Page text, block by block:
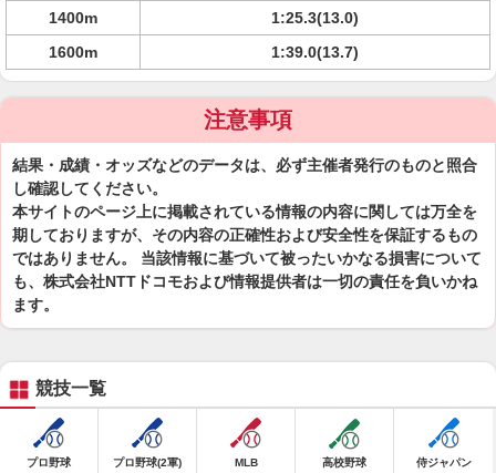
1400m
1:25.3(13.0)
1600m
1:39.0(13.7)
注意事項
結果・成績・オッズなどのデータは、必ず主催者発行のものと照合
し確認してください。
本サイトのページ上に掲載されている情報の内容に関しては万全を
期しておりますが、その内容の正確性および安全性を保証するもの
ではありません。 当該情報に基づいて被ったいかなる損害について
も、株式会社NTTドコモおよび情報提供者は一切の責任を負いかね
ます。
競技一覧
プロ野球 プロ野球(2軍) MLB 高校野球 侍ジャパン